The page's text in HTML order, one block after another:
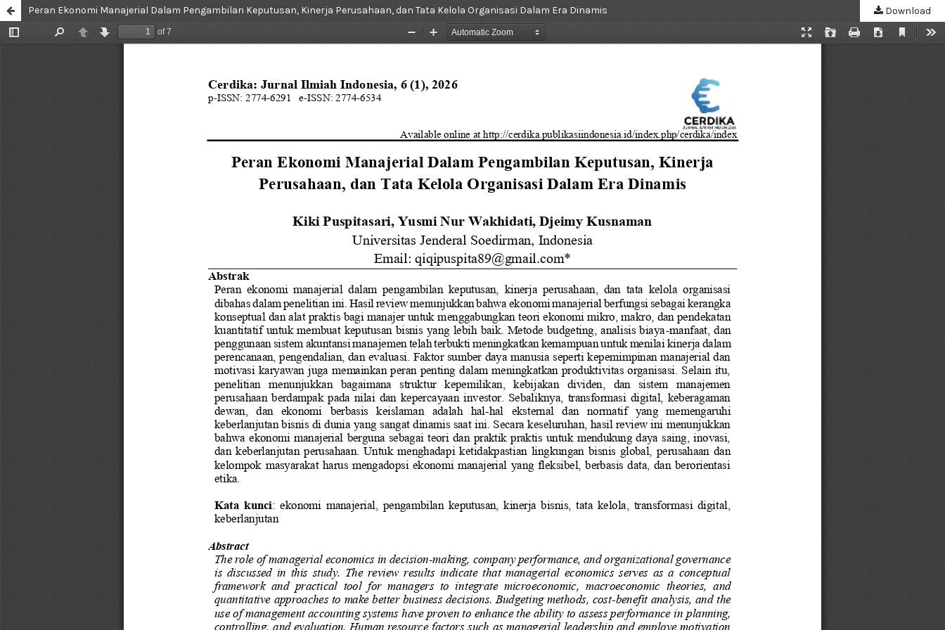
Peran Ekonomi Manajerial Dalam Pengambilan Keputusan, Kinerja Perusahaan, dan Tata Kelola Organisasi Dalam Era Dinamis Download